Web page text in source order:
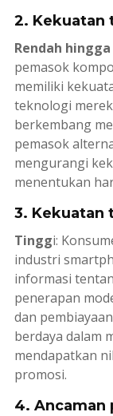
2. Kekuatan
Rendah
pemasok
memiliki
teknologi
berkembang
pemasok
mengurangi
menentukan
3. Kekuatan
Tinggi:
industri
informasi
penerapan
dan
berdaya dalam
mendapatkan
promosi.
4. Ancaman